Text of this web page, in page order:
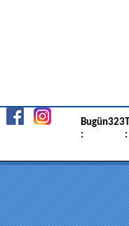
Bugün
:
323
: